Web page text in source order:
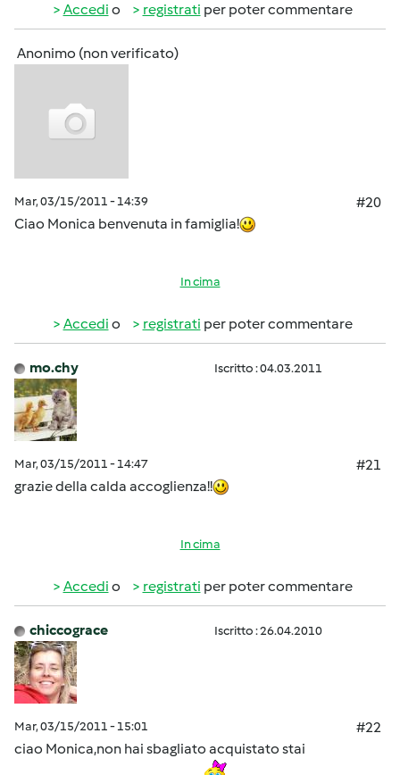
Accedi o registrati per poter commentare
Anonimo (non verificato)
Mar, 03/15/2011 - 14:39
#20
Ciao Monica benvenuta in famiglia!
In cima
Accedi o registrati per poter commentare
mo.chy Iscritto : 04.03.2011
Mar, 03/15/2011 - 14:47
#21
grazie della calda accoglienza!!
In cima
Accedi o registrati per poter commentare
chiccograce Iscritto : 26.04.2010
Mar, 03/15/2011 - 15:01
#22
ciao Monica,non hai sbagliato acquistato stai